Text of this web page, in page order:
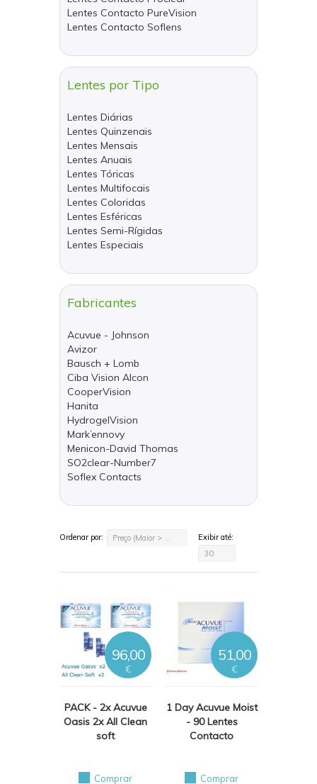
Lentes Contacto PureVision
Lentes Contacto Soflens
Lentes por Tipo
Lentes Diárias
Lentes Quinzenais
Lentes Mensais
Lentes Anuais
Lentes Tóricas
Lentes Multifocais
Lentes Coloridas
Lentes Esféricas
Lentes Semi-Rígidas
Lentes Especiais
Fabricantes
Acuvue - Johnson
Avizor
Bausch + Lomb
Ciba Vision Alcon
CooperVision
Hanita
HydrogelVision
Mark’ennovy
Menicon-David Thomas
SO2clear-Number7
Soflex Contacts
Ordenar por: Preço (Maior > Menor)
Exibir até:
30
PACK - 2x Acuvue
Oasis 2x All Clean
soft
96,00
€
Comprar
1 Day Acuvue Moist
- 90 Lentes
Contacto
51,00
€
Comprar